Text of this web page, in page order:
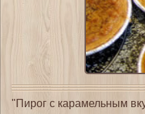
"Пирог с карамельным